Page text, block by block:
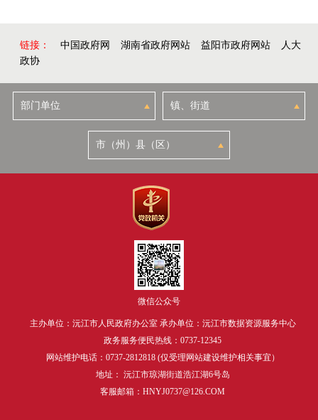
链接： 中国政府网 湖南省政府网站 益阳市政府网站
人大
政协
微信公众号
主办单位：沅江市人民政府办公室 承办单位：沅江市数据资源服务中心
政务服务便民热线：0737-12345
网站维护电话：0737-2812818 (仅受理网站建设维护相关事宜）
地址： 沅江市琼湖街道浩江湖6号岛
客服邮箱：HNYJ0737@126.COM